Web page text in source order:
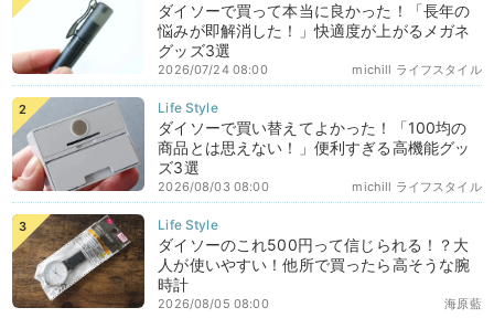
ダイソーで買って本当に良かった！「長年の
悩みが即解消した！」快適度が上がるメガネ
グッズ3選
michill ライフスタイル
2026/07/24 08:00
ダイソーで買い替えてよかった！「100均の
商品とは思えない！」便利すぎる高機能グッ
ズ3選
michill ライフスタイル
2026/08/03 08:00
ダイソーのこれ500円って信じられる！？大
人が使いやすい！他所で買ったら高そうな腕
時計
海原藍
2026/08/05 08:00